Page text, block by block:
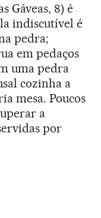
Gáveas, 8) é
indiscutível é
pedra;
em pedaços
uma pedra
cozinha a
mesa. Poucos
a
por